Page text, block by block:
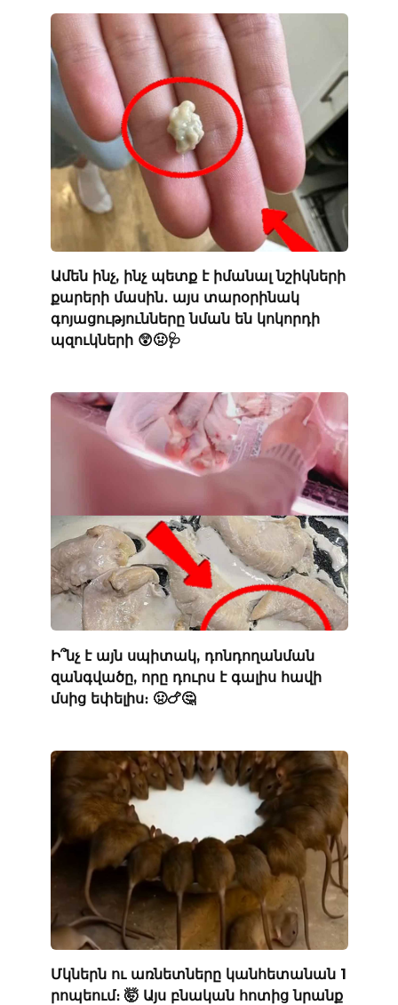
Ամեն ինչ, ինչ պետք է իմանալ նշիկների
քարերի մասին․ այս տարօրինակ
գոյացությունները նման են կոկորդի
պզուկների 😲🤢🩺
Ի՞նչ է այն սպիտակ, դոնդողանման
զանգվածը, որը դուրս է գալիս հավի
մսից եփելիս։ 🤢🍗🤔
Մկներն ու առնետները կանհետանան 1
րոպեում։ 🤯 Այս բնական հոտից նրանք